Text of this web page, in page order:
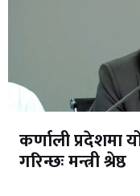
कर्णाली प्रदेशमा
गरिन्छः मन्त्री श्रेष्ठ